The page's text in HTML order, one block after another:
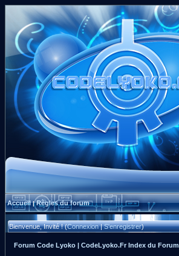
Accueil|Règles du forum
Bienvenue, Invité ! (Connexion|S'enregistrer)
Forum Code Lyoko | CodeLyoko.Fr Index du Forum